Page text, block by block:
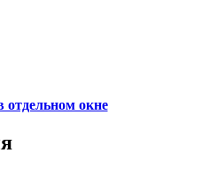
отдельном окне